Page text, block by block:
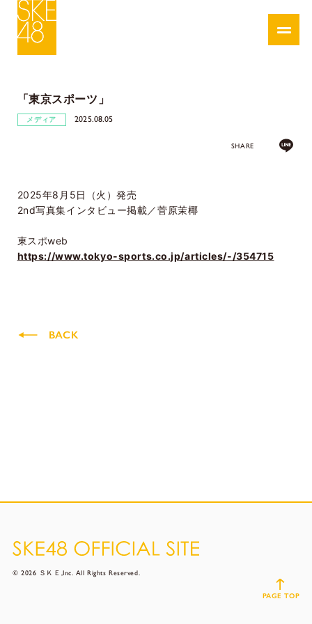
「東京スポーツ」
メディア 2025.08.05
SHARE
2025年8月5日（火）発売
2nd写真集インタビュー掲載／菅原茉椰
東スポweb
https://www.tokyo-sports.co.jp/articles/-/354715
BACK
© 2026 ＳＫＥ,Inc. All Rights Reserved.
PAGE TOP